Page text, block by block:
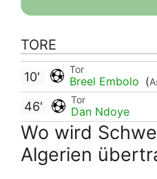
TORE
Tor
Breel Embolo (
10'
Tor
Dan Ndoye
46'
Wo wird
Algerien